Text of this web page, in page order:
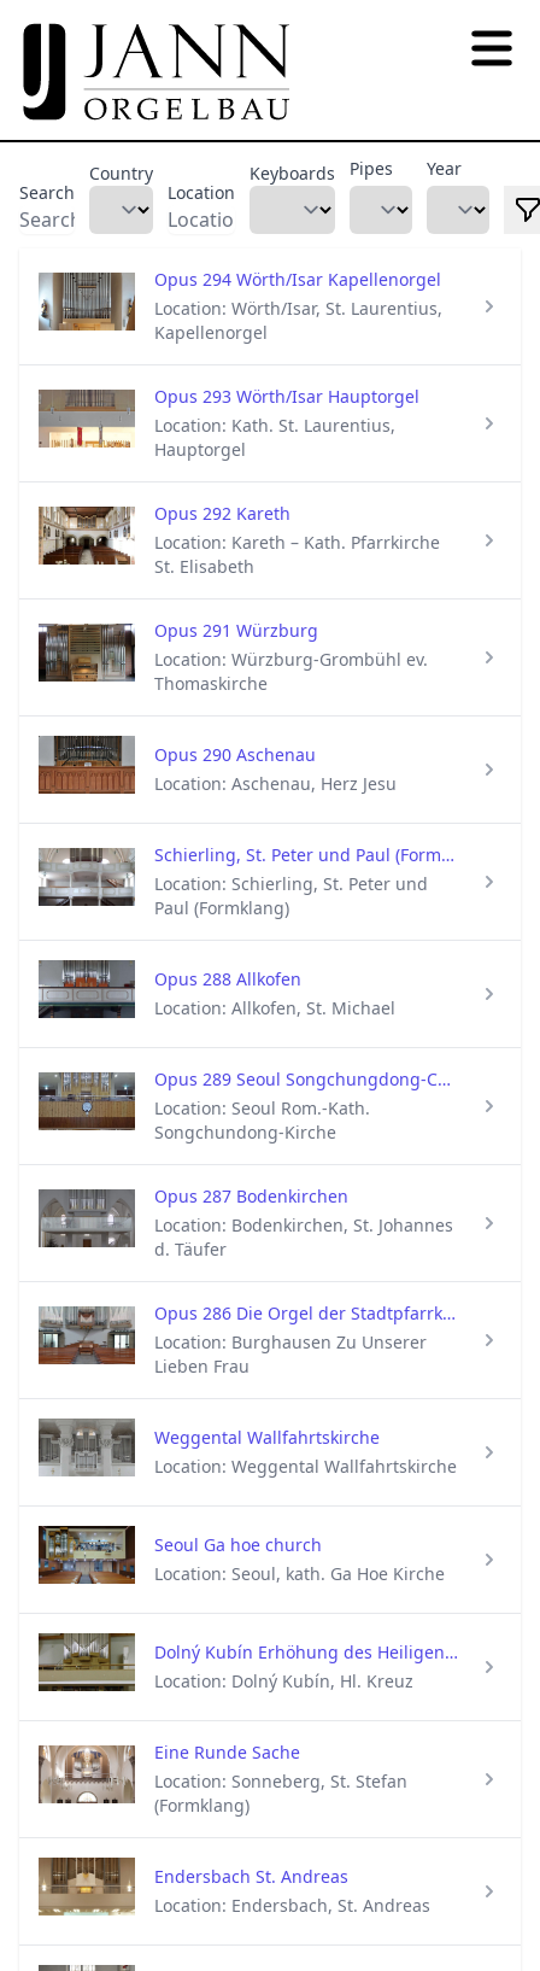
Search
Country
Location
Keyboards Pipes Year
Opus 294 Wörth/Isar Kapellenorgel
Location: Wörth/Isar, St. Laurentius,
Kapellenorgel
Opus 293 Wörth/Isar Hauptorgel
Location: Kath. St. Laurentius,
Hauptorgel
Opus 292 Kareth
Location: Kareth – Kath. Pfarrkirche
St. Elisabeth
Opus 291 Würzburg
Location: Würzburg-Grombühl ev.
Thomaskirche
Opus 290 Aschenau
Location: Aschenau, Herz Jesu
Schierling, St. Peter und Paul (Formklang)
Location: Schierling, St. Peter und
Paul (Formklang)
Opus 288 Allkofen
Location: Allkofen, St. Michael
Opus 289 Seoul Songchungdong-Church
Location: Seoul Rom.-Kath.
Songchundong-Kirche
Opus 287 Bodenkirchen
Location: Bodenkirchen, St. Johannes
d. Täufer
Opus 286 Die Orgel der Stadtpfarrkirche Zu Unserer Lieben Frau in Burghausen
Location: Burghausen Zu Unserer
Lieben Frau
Weggental Wallfahrtskirche
Location: Weggental Wallfahrtskirche
Seoul Ga hoe church
Location: Seoul, kath. Ga Hoe Kirche
Dolný Kubín Erhöhung des Heiligen Kreuzes
Location: Dolný Kubín, Hl. Kreuz
Eine Runde Sache
Location: Sonneberg, St. Stefan
(Formklang)
Endersbach St. Andreas
Location: Endersbach, St. Andreas